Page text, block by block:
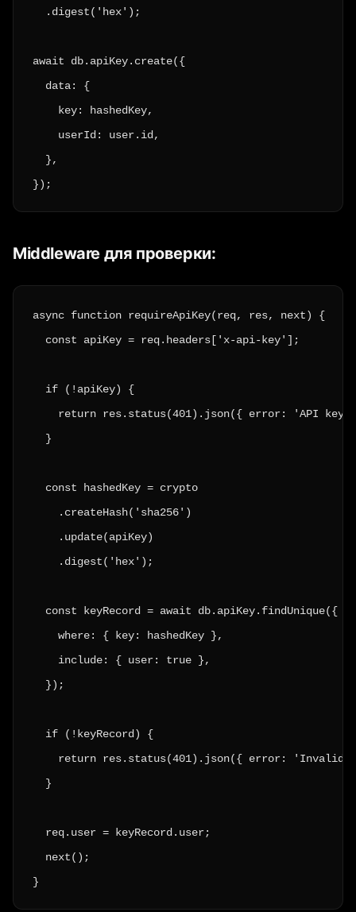
  .digest('hex');
await db.apiKey.create({
  data: {
    key: hashedKey,
    userId: user.id,
  },
});
Middleware для проверки:
async function requireApiKey(req, res, next) {
  const apiKey = req.headers['x-api-key'];
  if (!apiKey) {
return res.status(401).json({ error: 'API key
  }
  const hashedKey = crypto
    .createHash('sha256')
    .update(apiKey)
    .digest('hex');
  const keyRecord = await db.apiKey.findUnique({
    where: { key: hashedKey },
    include: { user: true },
  });
  if (!keyRecord) {
return res.status(401).json({ error: 'Invalid
  }
  req.user = keyRecord.user;
  next();
}